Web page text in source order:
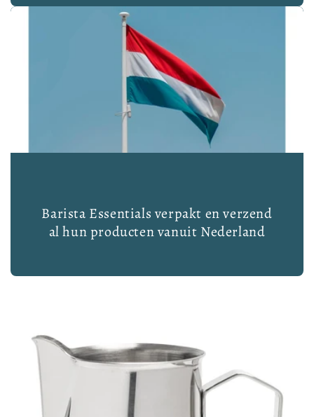
Barista Essentials verpakt en verzend
al hun producten vanuit Nederland